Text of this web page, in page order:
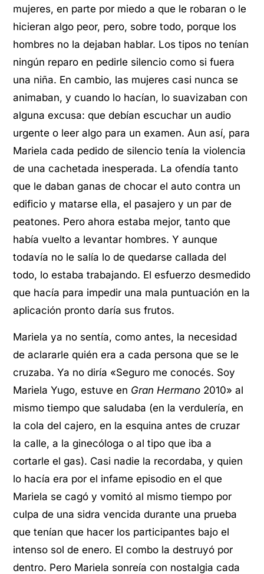
mujeres, en parte por miedo a que le robaran o le
hicieran algo peor, pero, sobre todo, porque los
hombres no la dejaban hablar. Los tipos no tenían
ningún reparo en pedirle silencio como si fuera
una niña. En cambio, las mujeres casi nunca se
animaban, y cuando lo hacían, lo suavizaban con
alguna excusa: que debían escuchar un audio
urgente o leer algo para un examen. Aun así, para
Mariela cada pedido de silencio tenía la violencia
de una cachetada inesperada. La ofendía tanto
que le daban ganas de chocar el auto contra un
edificio y matarse ella, el pasajero y un par de
peatones. Pero ahora estaba mejor, tanto que
había vuelto a levantar hombres. Y aunque
todavía no le salía lo de quedarse callada del
todo, lo estaba trabajando. El esfuerzo desmedido
que hacía para impedir una mala puntuación en la
aplicación pronto daría sus frutos.
Mariela ya no sentía, como antes, la necesidad
de aclararle quién era a cada persona que se le
cruzaba. Ya no diría «Seguro me conocés. Soy
Mariela Yugo, estuve en Gran Hermano 2010» al
mismo tiempo que saludaba (en la verdulería, en
la cola del cajero, en la esquina antes de cruzar
la calle, a la ginecóloga o al tipo que iba a
cortarle el gas). Casi nadie la recordaba, y quien
lo hacía era por el infame episodio en el que
Mariela se cagó y vomitó al mismo tiempo por
culpa de una sidra vencida durante una prueba
que tenían que hacer los participantes bajo el
intenso sol de enero. El combo la destruyó por
dentro. Pero Mariela sonreía con nostalgia cada